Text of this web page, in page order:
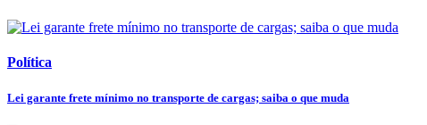
Política
Lei garante frete mínimo no transporte de cargas; saiba o que muda